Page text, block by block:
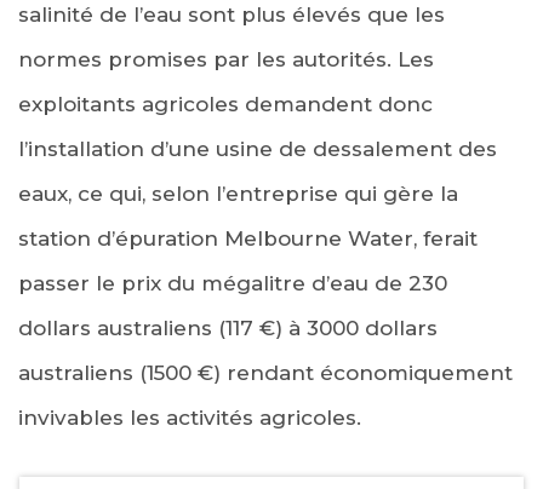
salinité de l’eau sont plus élevés que les
normes promises par les autorités. Les
exploitants agricoles demandent donc
l’installation d’une usine de dessalement des
eaux, ce qui, selon l’entreprise qui gère la
station d’épuration Melbourne Water, ferait
passer le prix du mégalitre d’eau de 230
dollars australiens (117 €) à 3000 dollars
australiens (1500 €) rendant économiquement
invivables les activités agricoles.